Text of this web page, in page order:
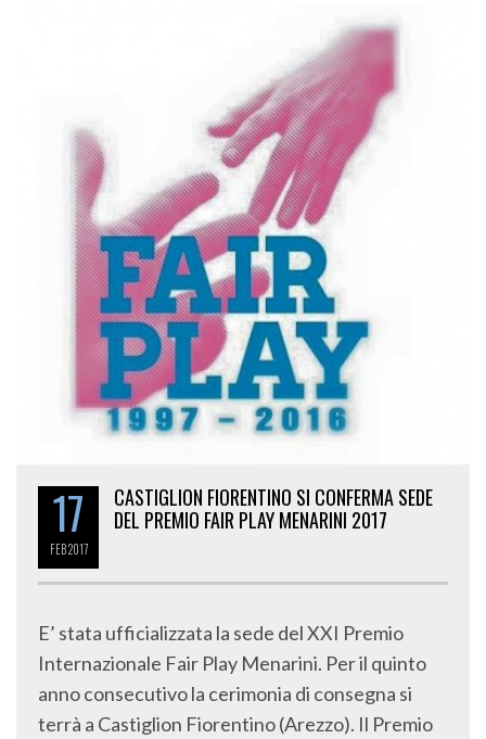
17
FEB2017
CASTIGLION FIORENTINO SI CONFERMA SEDE
DEL PREMIO FAIR PLAY MENARINI 2017
E’ stata ufficializzata la sede del XXI Premio
Internazionale Fair Play Menarini. Per il quinto
anno consecutivo la cerimonia di consegna si
terrà a Castiglion Fiorentino (Arezzo). Il Premio